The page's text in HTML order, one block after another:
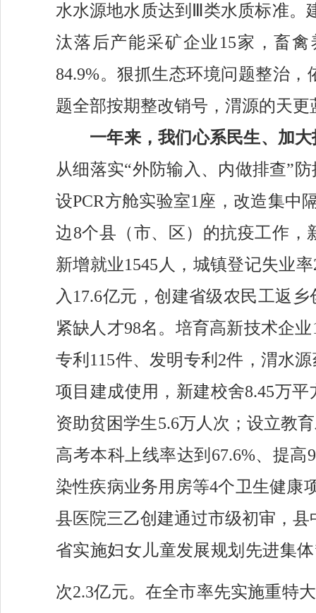
水水源地水质达到
Ⅲ类水质标准
汰落后产能采矿企业15家，畜
84.9%。 狠抓生态环境问题整治
题全部按期整改销号，渭源的天
一年来，我们心系民生、 加
从细落实“外防输入、内做排查”
设PCR方舱实验室1座，改造集中
边8个县（市、区）的抗疫工作，
新增就业1545 人 ， 城镇登记失业率
入17.6亿元，创建省级农民工返
紧缺人才98名 。 培育高新技术企业
专利115件、发明专利2件，渭水
项目建成使用，新建校舍8.45万
资助贫困学生5.6万人次 ； 设立教
高考本科上线率达到67.6%、提
染性疾病业务用房等4个卫生健康
县医院三乙创建通过市级初审，县
省实施妇女儿童发展规划先进集体
次2.3亿元。在全市率先实施重特